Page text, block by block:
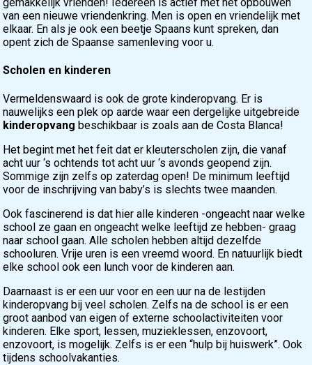
van een nieuwe vriendenkring. Men is open en vriendelijk met
elkaar. En als je ook een beetje Spaans kunt spreken, dan
opent zich de Spaanse samenleving voor u.
Scholen en kinderen
Vermeldenswaard is ook de grote kinderopvang. Er is
nauwelijks een plek op aarde waar een dergelijke uitgebreide
kinderopvang beschikbaar is zoals aan de Costa Blanca!
Het begint met het feit dat er kleuterscholen zijn, die vanaf
acht uur ‘s ochtends tot acht uur ‘s avonds geopend zijn.
Sommige zijn zelfs op zaterdag open! De minimum leeftijd
voor de inschrijving van baby’s is slechts twee maanden.
Ook fascinerend is dat hier alle kinderen -ongeacht naar welke
school ze gaan en ongeacht welke leeftijd ze hebben- graag
naar school gaan. Alle scholen hebben altijd dezelfde
schooluren. Vrije uren is een vreemd woord. En natuurlijk biedt
elke school ook een lunch voor de kinderen aan.
Daarnaast is er een uur voor en een uur na de lestijden
kinderopvang bij veel scholen. Zelfs na de school is er een
groot aanbod van eigen of externe schoolactiviteiten voor
kinderen. Elke sport, lessen, muzieklessen, enzovoort,
enzovoort, is mogelijk. Zelfs is er een “hulp bij huiswerk”. Ook
tijdens schoolvakanties.